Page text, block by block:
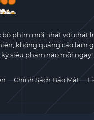
phim mới nhất với chất
không quảng cáo làm
siêu phẩm nào mỗi ngày!
Chính Sách Bảo Mật